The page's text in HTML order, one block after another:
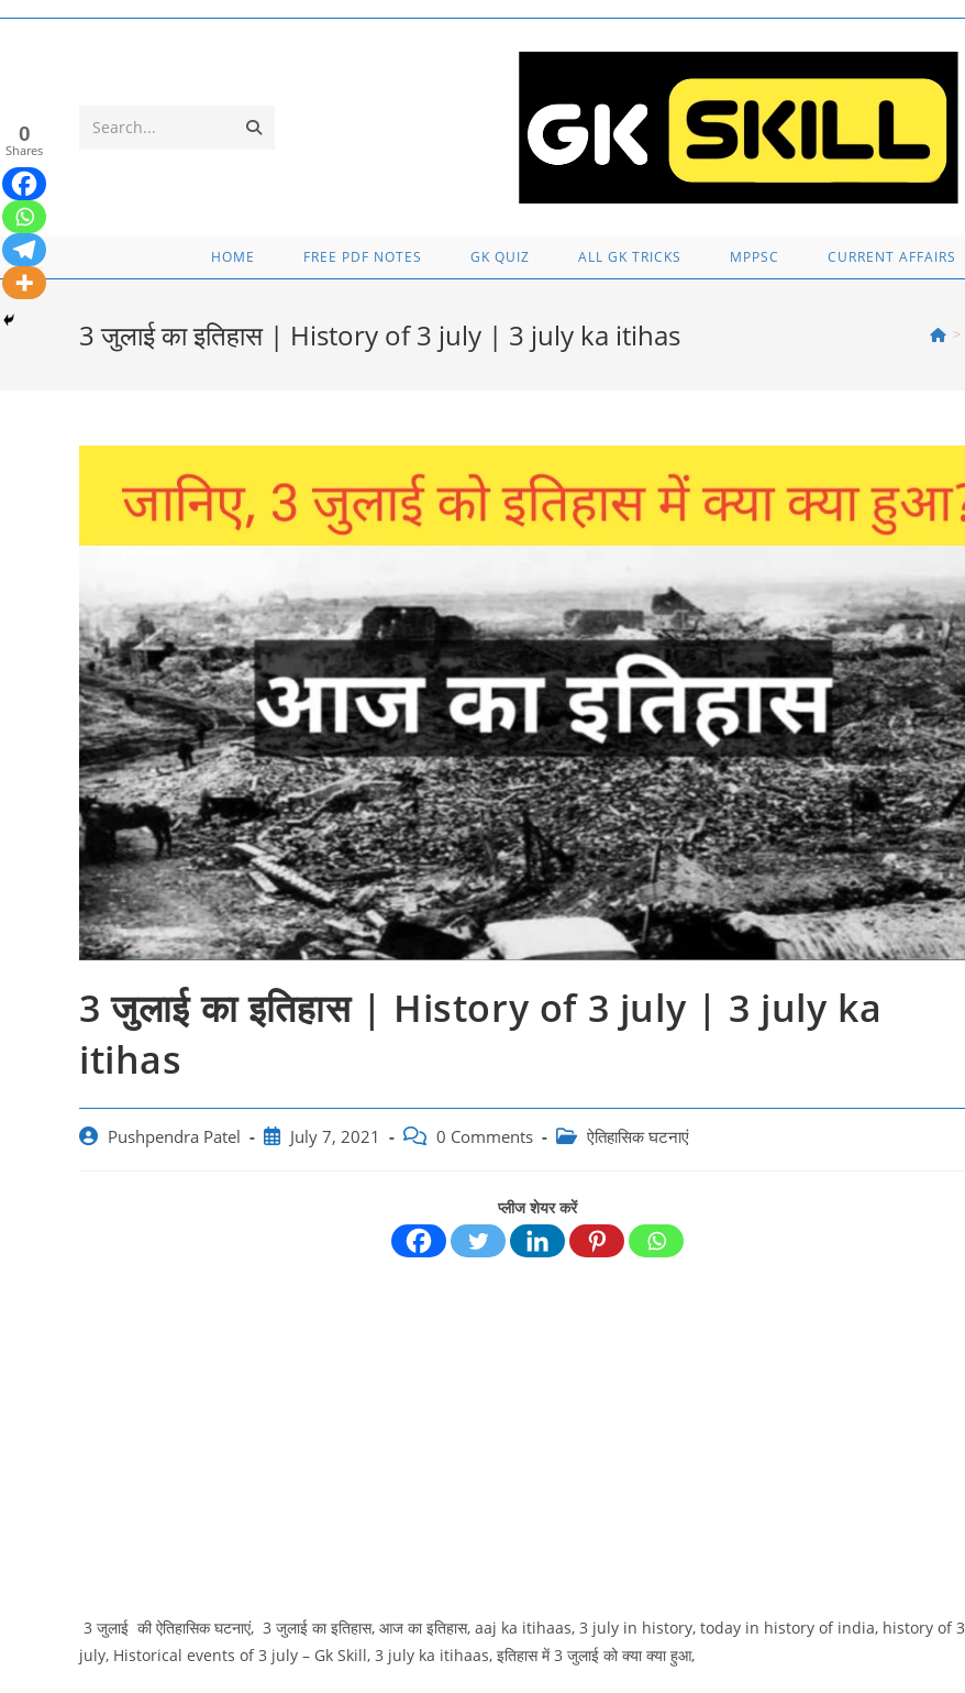
Skip
Search...
HOME FREE PDF NOTES GK QUIZ ALL GK TRICKS MPPSC CURRENT AFFAIRS
3 जुलाई का इतिहास | History of 3 july | 3 july ka itihas >
3 जुलाई का इतिहास | History of 3 july | 3 july ka
itihas
Post Pushpendra Patel
PostJuly 7, 2021
Post 0 Comments
Post ऐतिहासिक घटनाएं
प्लीज शेयर करें
3 जुलाई की ऐतिहासिक घटनाएं, 3 जुलाई का इतिहास, आज का इतिहास, aaj ka itihaas, 3 july in history, today in history of india, history of 3
july, Historical events of 3 july – Gk Skill, 3 july ka itihaas, इतिहास में 3 जुलाई को क्या क्या हुआ,
0
Shares